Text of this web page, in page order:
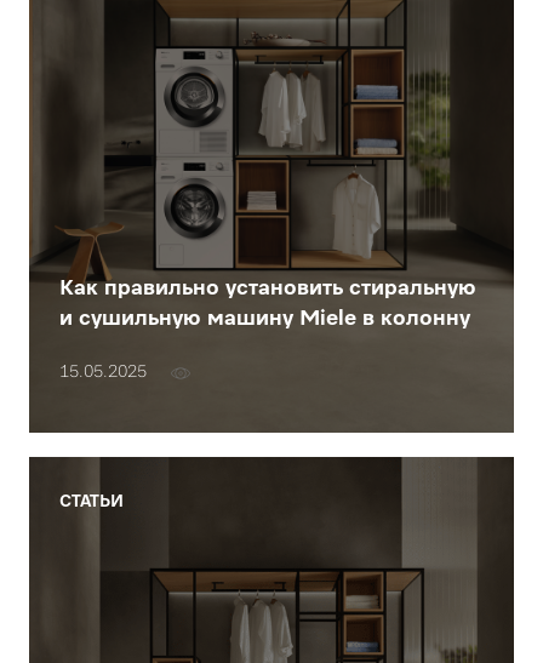
Как правильно установить стиральную
и сушильную машину Miele в колонну
15.05.2025
СТАТЬИ